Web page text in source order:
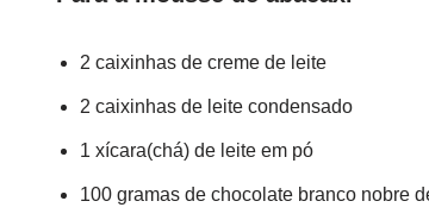
2 caixinhas de creme de leite
2 caixinhas de leite condensado
1 xícara(chá) de leite em pó
100 gramas de chocolate branco nobre